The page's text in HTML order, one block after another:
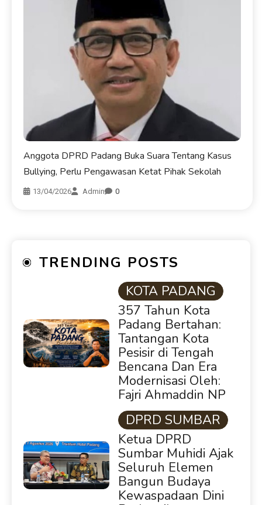
Anggota DPRD Padang Buka Suara Tentang Kasus
Bullying, Perlu Pengawasan Ketat Pihak Sekolah
13/04/2026 Admin 0
TRENDING POSTS
KOTA PADANG
357 Tahun Kota
Padang Bertahan:
Tantangan Kota
Pesisir di Tengah
Bencana Dan Era
Modernisasi Oleh:
Fajri Ahmaddin NP
DPRD SUMBAR
Ketua DPRD
Sumbar Muhidi Ajak
Seluruh Elemen
Bangun Budaya
Kewaspadaan Dini